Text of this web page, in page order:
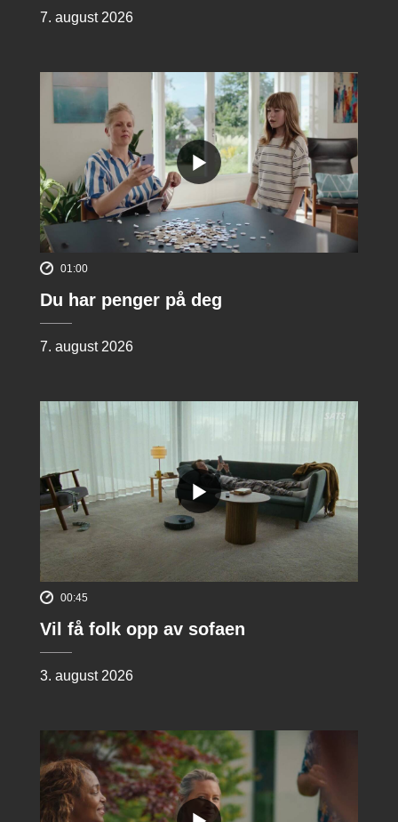
7. august 2026
01:00
Du har penger på deg
7. august 2026
00:45
Vil få folk opp av sofaen
3. august 2026